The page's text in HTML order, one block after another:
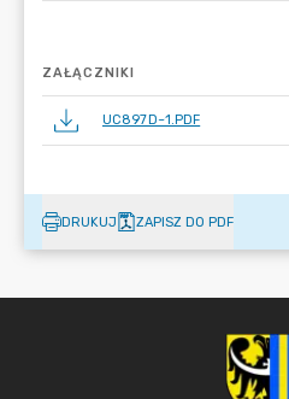
ZAŁĄCZNIKI
UC897D~1.PDF
DRUKUJ ZAPISZ DO PDF